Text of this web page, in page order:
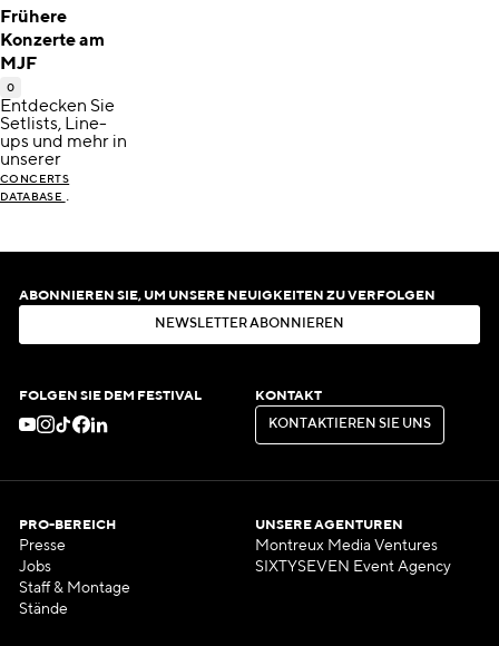
Frühere
Konzerte am
MJF
0
Entdecken Sie
Setlists, Line-
ups und mehr in
unserer
CONCERTS
DATABASE .
ABONNIEREN SIE, UM UNSERE NEUIGKEITEN ZU VERFOLGEN
N EWSLET ERABON N EREN
FOLGEN SIE DEM FESTIVAL KONTAKT
KON AKT EREN SI E UN S
KONTAKTIERENSIEUNS
PRO-BEREICH
Presse
Jobs
Staff & Montage
Stände
UNSERE AGENTUREN
Montreux Media Ventures
SIXTYSEVEN Event Agency